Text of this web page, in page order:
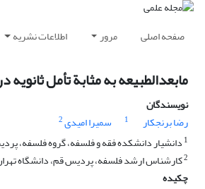
صفحه اصلی مرور اطلاعات نشریه
مابعدالطبیعه به مثابة تأمل
نویسندگان
رضا برنجکار
1 سمیرا امیدی2
1دانشیار دانشکده فقه و فلسفه، گروه فلسفه،
2کارشناس ارشد فلسفه، پردیس قم، دانشگاه
چکیده